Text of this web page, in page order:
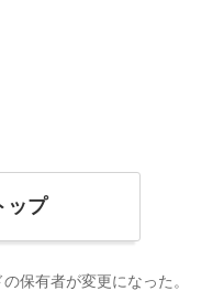
ップ
保有者が変更になった。